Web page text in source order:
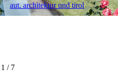
1 / 7
aut. architektur und tirol